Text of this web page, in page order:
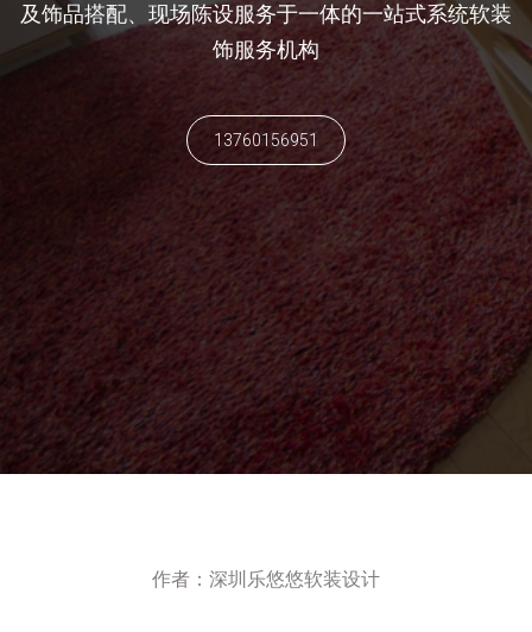
及饰品搭配、现场陈设服务于一体的一站式系统软装
饰服务机构
13760156951
作者：深圳乐悠悠软装设计